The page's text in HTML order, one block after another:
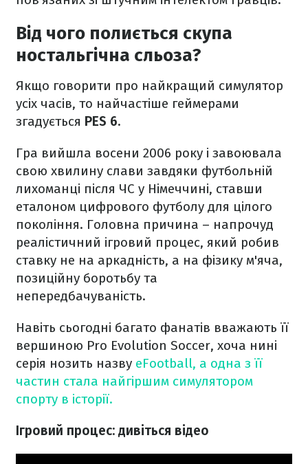
Від чого полиється скупа
ностальгічна сльоза?
Якщо говорити про найкращий симулятор
усіх часів, то найчастіше геймерами
згадується PES 6.
Гра вийшла восени 2006 року і завоювала
свою хвилину слави завдяки футбольній
лихоманці після ЧС у Німеччині, ставши
еталоном цифрового футболу для цілого
покоління. Головна причина – напрочуд
реалістичний ігровий процес, який робив
ставку не на аркадність, а на фізику м'яча,
позиційну боротьбу та
непередбачуваність.
Навіть сьогодні багато фанатів вважають її
вершиною Pro Evolution Soccer, хоча нині
серія нозить назву eFootball, а одна з її
частин стала найгіршим симулятором
спорту в історії.
Ігровий процес: дивіться відео